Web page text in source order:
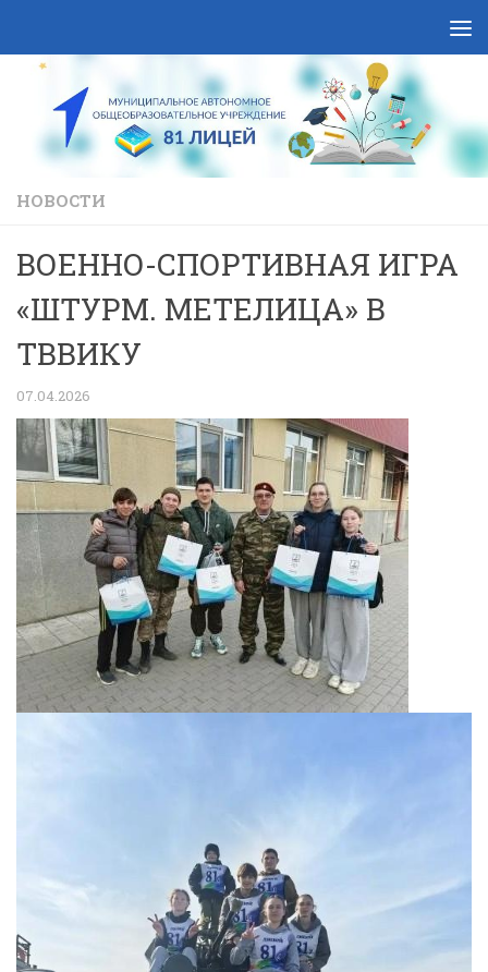
НОВОСТИ
ВОЕННО-СПОРТИВНАЯ ИГРА
«ШТУРМ. МЕТЕЛИЦА» В
ТВВИКУ
07.04.2026